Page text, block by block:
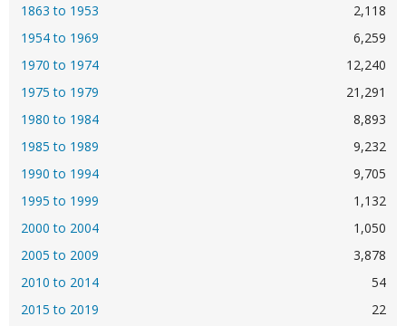
1863 to 1953
2,118
1954 to 1969
6,259
1970 to 1974
12,240
1975 to 1979
21,291
1980 to 1984
8,893
1985 to 1989
9,232
1990 to 1994
9,705
1995 to 1999
1,132
2000 to 2004
1,050
2005 to 2009
3,878
2010 to 2014
54
2015 to 2019
22